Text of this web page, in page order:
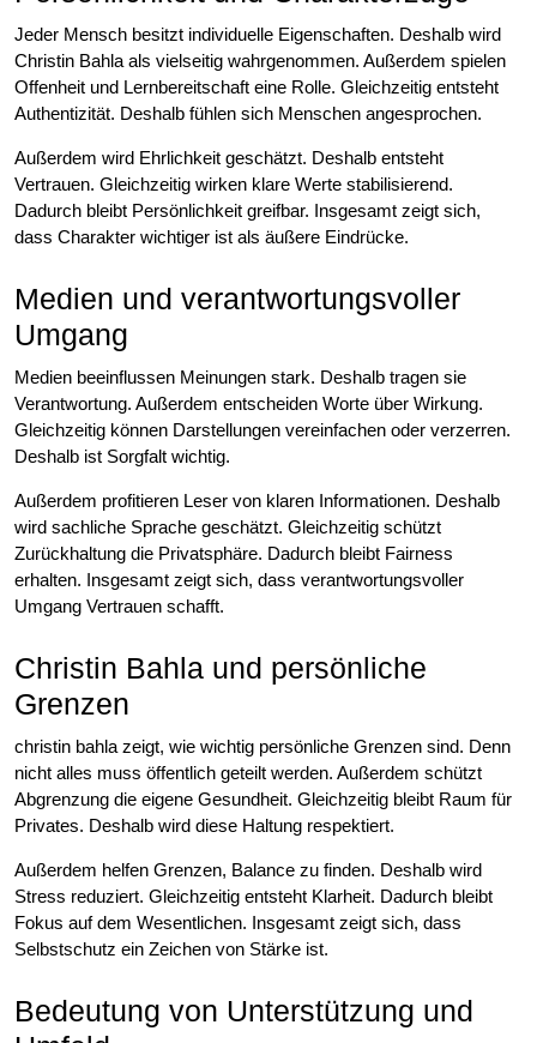
Jeder Mensch besitzt individuelle Eigenschaften. Deshalb wird
Christin Bahla als vielseitig wahrgenommen. Außerdem spielen
Offenheit und Lernbereitschaft eine Rolle. Gleichzeitig entsteht
Authentizität. Deshalb fühlen sich Menschen angesprochen.
Außerdem wird Ehrlichkeit geschätzt. Deshalb entsteht
Vertrauen. Gleichzeitig wirken klare Werte stabilisierend.
Dadurch bleibt Persönlichkeit greifbar. Insgesamt zeigt sich,
dass Charakter wichtiger ist als äußere Eindrücke.
Medien und verantwortungsvoller
Umgang
Medien beeinflussen Meinungen stark. Deshalb tragen sie
Verantwortung. Außerdem entscheiden Worte über Wirkung.
Gleichzeitig können Darstellungen vereinfachen oder verzerren.
Deshalb ist Sorgfalt wichtig.
Außerdem profitieren Leser von klaren Informationen. Deshalb
wird sachliche Sprache geschätzt. Gleichzeitig schützt
Zurückhaltung die Privatsphäre. Dadurch bleibt Fairness
erhalten. Insgesamt zeigt sich, dass verantwortungsvoller
Umgang Vertrauen schafft.
Christin Bahla und persönliche
Grenzen
christin bahla zeigt, wie wichtig persönliche Grenzen sind. Denn
nicht alles muss öffentlich geteilt werden. Außerdem schützt
Abgrenzung die eigene Gesundheit. Gleichzeitig bleibt Raum für
Privates. Deshalb wird diese Haltung respektiert.
Außerdem helfen Grenzen, Balance zu finden. Deshalb wird
Stress reduziert. Gleichzeitig entsteht Klarheit. Dadurch bleibt
Fokus auf dem Wesentlichen. Insgesamt zeigt sich, dass
Selbstschutz ein Zeichen von Stärke ist.
Bedeutung von Unterstützung und